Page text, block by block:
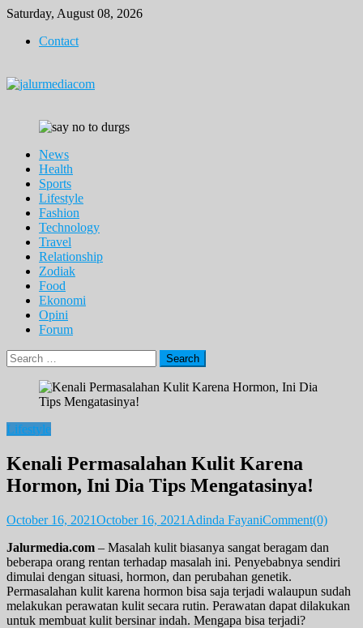
Skip
content
Saturday, August 08, 2026
Contact
News
Health
Sports
Lifestyle
Fashion
Technology
Travel
Relationship
Zodiak
Food
Ekonomi
Opini
Forum
Search
for:
Lifestyle
Kenali Permasalahan Kulit Karena
Hormon, Ini Dia Tips Mengatasinya!
October 16, 2021October 16, 2021 Adinda FayaniComment(0)
Jalurmedia.com – Masalah kulit biasanya sangat beragam dan
beberapa orang rentan terhadap masalah ini. Penyebabnya sendiri
dimulai dengan situasi, hormon, dan perubahan genetik.
Permasalahan kulit karena hormon bisa saja terjadi walaupun sudah
melakukan perawatan kulit secara rutin. Perawatan dapat dilakukan
untuk membuat kulit bersinar indah. Mengapa bisa terjadi?